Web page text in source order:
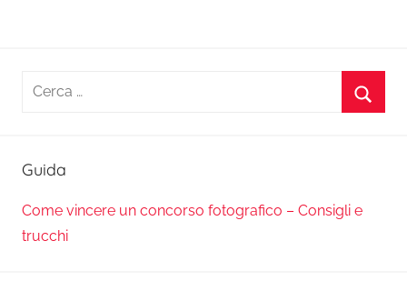
Ricerca
Guida
Come vincere un concorso fotografico – Consigli e
trucchi